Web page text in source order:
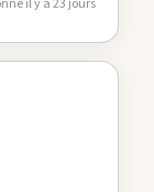
il y a 23 jours